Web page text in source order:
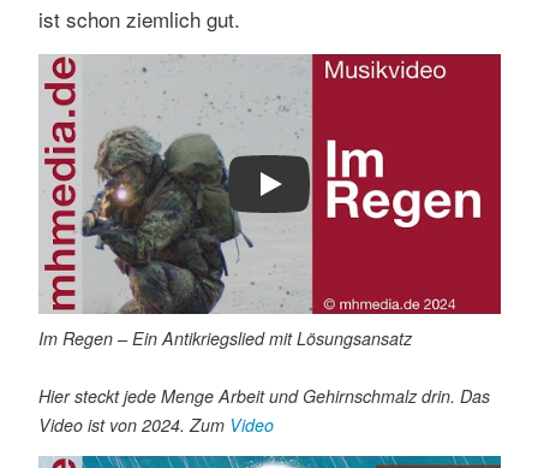
ist schon ziemlich gut.
Play
Im Regen – Ein Antikriegslied mit Lösungsansatz
Hier steckt jede Menge Arbeit und Gehirnschmalz drin. Das
Video ist von 2024. Zum Video